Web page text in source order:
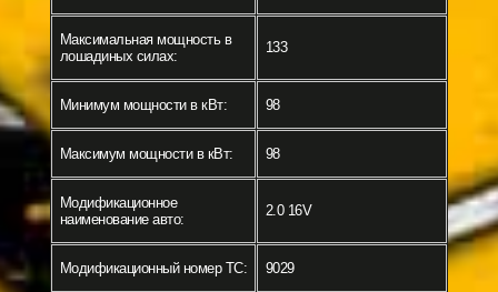
Максимальная мощность в
лошадиных силах:
133
Минимум мощности в кВт: 98
Максимум мощности в кВт: 98
Модификационное
наименование авто:
2.0 16V
Модификационный номер ТС: 9029